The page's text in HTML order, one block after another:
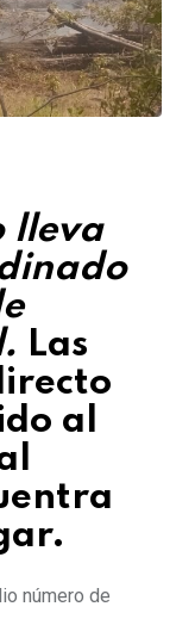
lleva
Las
al
número de